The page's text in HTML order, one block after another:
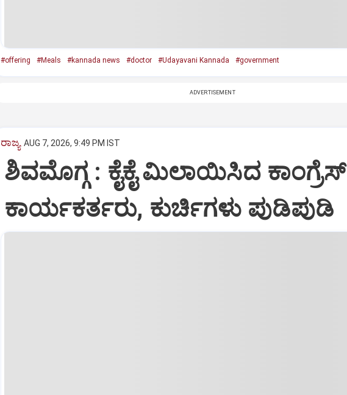
#offering #Meals #kannada news #doctor #Udayavani Kannada #government
ADVERTISEMENT
ರಾಜ್ಯ AUG 7, 2026, 9:49 PM IST
ಶಿವಮೊಗ್ಗ : ಕೈಕೈ ಮಿಲಾಯಿಸಿದ ಕಾಂಗ್ರೆಸ್
ಕಾರ್ಯಕರ್ತರು, ಕುರ್ಚಿಗಳು ಪುಡಿಪುಡಿ